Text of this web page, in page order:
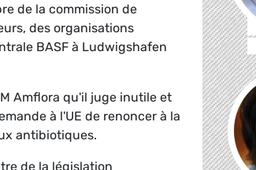
de la commission de
des organisations
BASF à Ludwigshafen
Amflora qu'il juge inutile et
à l'UE de renoncer à la
antibiotiques.
de la législation